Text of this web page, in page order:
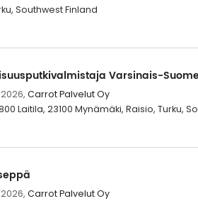
Southwest Finland
Varsinais-
Carrot Palvelut Oy
Laitila, 23100 Mynämäki, Raisio, Turku,
Carrot Palvelut Oy